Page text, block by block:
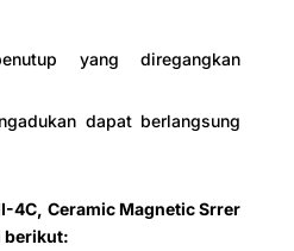
yang diregangkan
dapat berlangsung
4C, Ceramic Magnetic Srrer
berikut: